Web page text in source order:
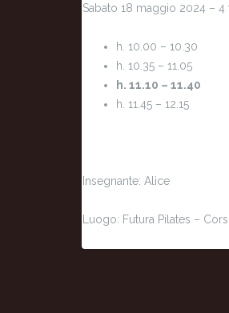
Sabato 18 maggio 2024 – 4
h. 10.00 – 10.30
h. 10.35 – 11.05
h. 11.10 – 11.40
h. 11.45 – 12.15
Insegnante: Alice
Luogo: Futura Pilates –